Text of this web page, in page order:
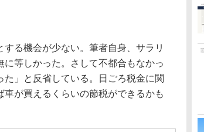
る機会が少ない。筆者自身、サラリ
等しかった。さして不都合もなかっ
」と反省している。日ごろ税金に関
が買えるくらいの節税ができるかも